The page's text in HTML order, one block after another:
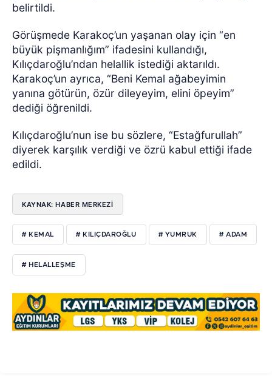
belirtildi.
Görüşmede Karakoç’un yaşanan olay için “en
büyük pişmanlığım” ifadesini kullandığı,
Kılıçdaroğlu’ndan helallik istediği aktarıldı.
Karakoç’un ayrıca, “Beni Kemal ağabeyimin
yanına götürün, özür dileyeyim, elini öpeyim”
dediği öğrenildi.
Kılıçdaroğlu’nun ise bu sözlere, “Estağfurullah”
diyerek karşılık verdiği ve özrü kabul ettiği ifade
edildi.
KAYNAK: HABER MERKEZİ
# KEMAL # KILIÇDAROĞLU # YUMRUK # ADAM
# HELALLEŞME